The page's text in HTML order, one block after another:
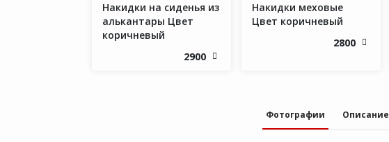
Накидки на сиденья из
алькантары Цвет
коричневый
2900
Накидки меховые
Цвет коричневый
2800
Фотографии Описание